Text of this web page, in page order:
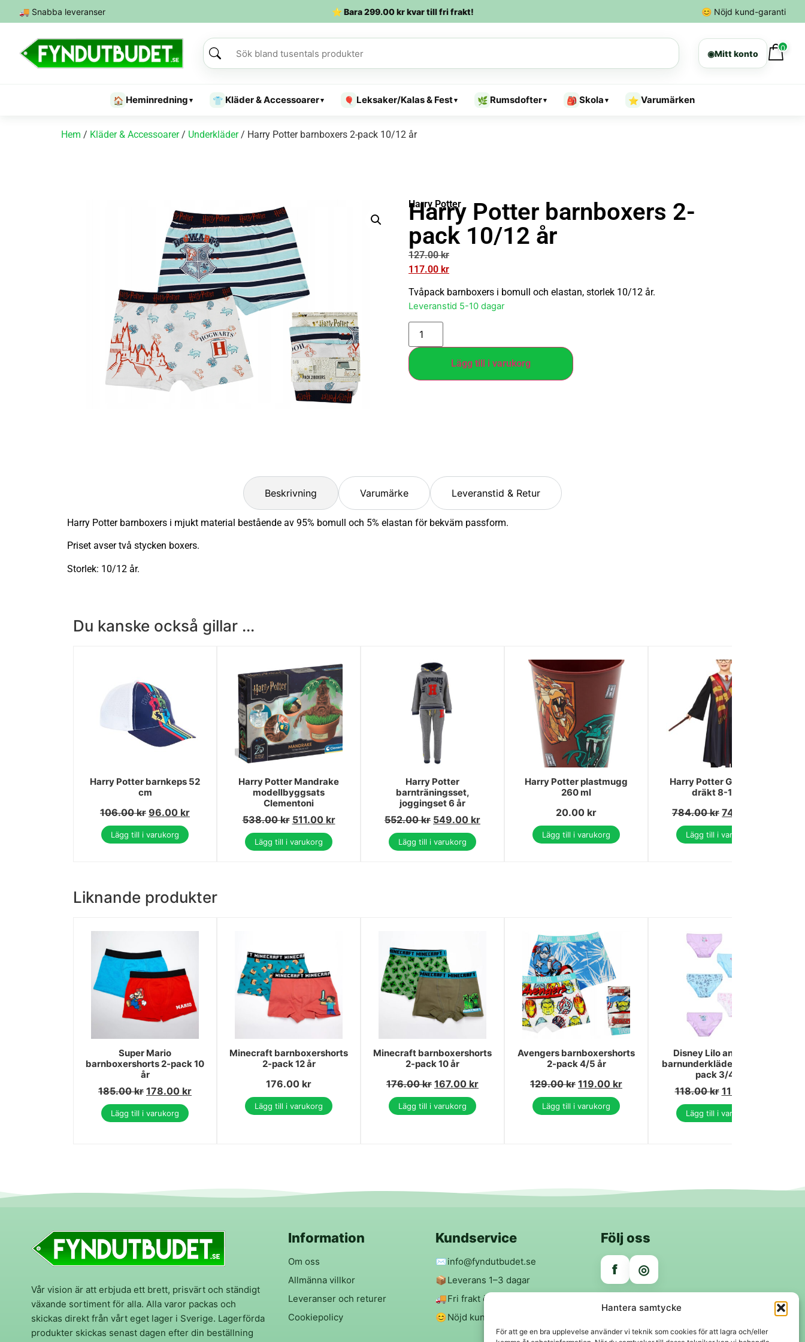
Hantera samtycke
För att ge en bra upplevelse använder vi teknik som cookies för att lagra och/eller
🚚 Snabba leveranser ⭐ Bara299.00krkvar till fri frakt! 😊 Nöjd kund-garanti
◉Mitt konto
0
🏠 Heminredning ▾ 👕 Kläder & Accessoarer▾ 🎈 Leksaker/Kalas & Fest▾ 🌿 Rumsdofter▾ 🎒 Skola ▾ ⭐ Varumärken
Hem / Kläder & Accessoarer/ Underkläder/ Harry Potter barnboxers 2-pack 10/12 år
Harry Potter
Harry Potter barnboxers 2-
pack 10/12 år
127.00kr
117.00 kr
Tvåpack barnboxers i bomull och elastan, storlek 10/12 år.
Leveranstid 5-10 dagar
Lägg till i varukorg
Beskrivning Varumärke Leveranstid & Retur
Harry Potter barnboxers i mjukt material bestående av 95% bomull och 5% elastan för bekväm passform.
Priset avser två stycken boxers.
Storlek: 10/12 år.
Du kanske också gillar ...
Harry Potter barnkeps 52
cm
106.00kr 96.00 kr
Lägg till i varukorg
Harry Potter Mandrake
modellbyggsats
Clementoni
538.00kr 511.00 kr
Lägg till i varukorg
Harry Potter
barnträningsset,
joggingset 6 år
552.00kr 549.00 kr
Lägg till i varukorg
Harry Potter plastmugg
260 ml
20.00 kr
Lägg till i varukorg
Harry Potter Gryffindor
dräkt 8-10 år
784.00kr 745.00
Lägg till i varukorg
Liknande produkter
Super Mario
barnboxershorts 2-pack 10
år
185.00kr 178.00 kr
Lägg till i varukorg
Minecraft barnboxershorts
2-pack 12 år
176.00 kr
Lägg till i varukorg
Minecraft barnboxershorts
2-pack 10 år
176.00kr 167.00 kr
Lägg till i varukorg
Avengers barnboxershorts
2-pack 4/5 år
129.00kr 119.00 kr
Lägg till i varukorg
Disney Lilo and Stitch
barnunderkläder, trosor 5-
pack 3/4 år
118.00kr 115.00
Lägg till i varukorg
Vår vision är att erbjuda ett brett, prisvärt och ständigt
växande sortiment för alla. Alla varor packas och
skickas direkt från vårt eget lager i Sverige. Lagerförda
produkter skickas senast dagen efter din beställning
Information
Om oss
Allmänna villkor
Leveranser och returer
Cookiepolicy
Kundservice
✉️info@fyndutbudet.se
📦 Leverans 1–3 dagar
🚚Fri frakt över 299 kr
😊Nöjd kund-garanti
Följ oss
f ◎
Trygga betalningar
Klarna VISA Mastercard Swish